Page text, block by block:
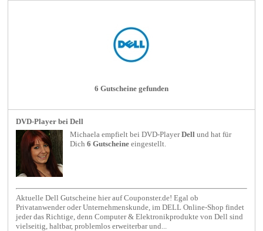
6 Gutscheine gefunden
DVD-Player bei Dell
Michaela empfielt beiDVD-Player Dell und hat für
Dich6 Gutscheine eingestellt.
Aktuelle Dell Gutscheine hier auf Couponster.de! Egal ob
Privatanwender oder Unternehmenskunde, im DELL Online-Shop findet
jeder das Richtige, denn Computer & Elektronikprodukte von Dell sind
vielseitig, haltbar, problemlos erweiterbar und...